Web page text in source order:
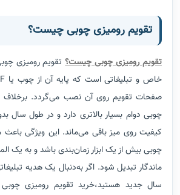
تقویم رومیزی چوبی چیست؟
تقویم رومیزی چوبی چیست؟تقویم رومیزی
صفحات تقویم روی آن نصب می‌گردد. برخلاف
چوبی دوام بسیار بالاتری دارد و در طول سال
کیفیت روی میز باقی می‌ماند. این ویژگی
چوبی بیش از یک ابزار زمان‌بندی باشد و به یک
ماندگار تبدیل شود. اگر به‌دنبال یک هدیه
سال جدید هستید،خرید تقویم رومیزی